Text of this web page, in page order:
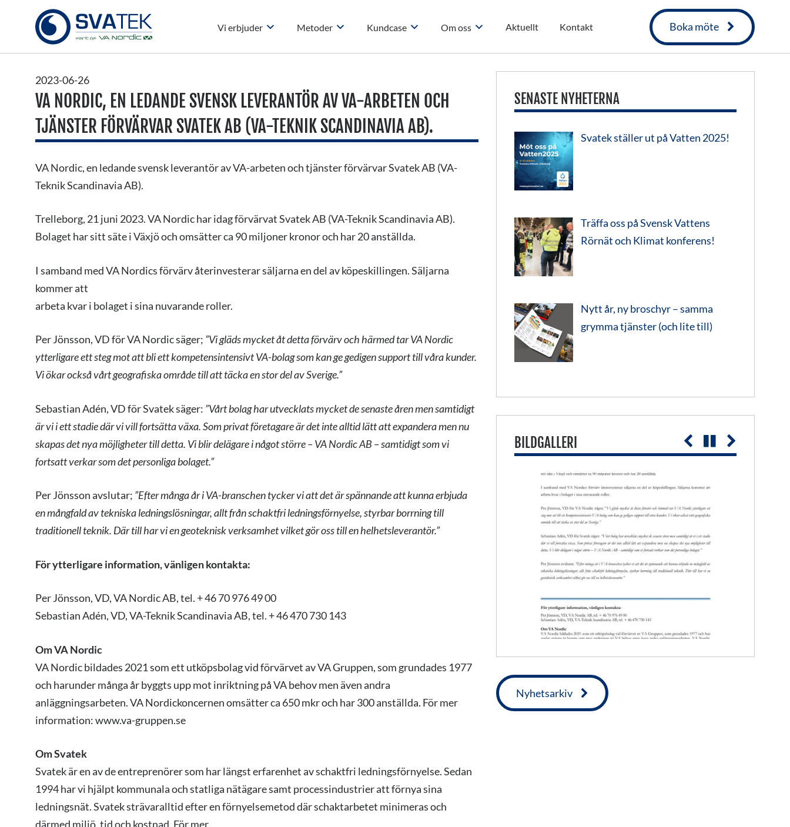
Vi erbjuder Metoder Kundcase Om oss Aktuellt Kontakt Boka möte
2023-06-26
VA NORDIC, EN LEDANDE SVENSK LEVERANTÖR AV VA-ARBETEN OCH
TJÄNSTER FÖRVÄRVAR SVATEK AB (VA-TEKNIK SCANDINAVIA AB).
VA Nordic, en ledande svensk leverantör av VA-arbeten och tjänster förvärvar Svatek AB (VA-
Teknik Scandinavia AB).
Trelleborg, 21 juni 2023. VA Nordic har idag förvärvat Svatek AB (VA-Teknik Scandinavia AB).
Bolaget har sitt säte i Växjö och omsätter ca 90 miljoner kronor och har 20 anställda.
I samband med VA Nordics förvärv återinvesterar säljarna en del av köpeskillingen. Säljarna
kommer att
arbeta kvar i bolaget i sina nuvarande roller.
Per Jönsson, VD för VA Nordic säger; ”Vi gläds mycket åt detta förvärv och härmed tar VA Nordic
ytterligare ettsteg mot att bli ett kompetensintensivt VA-bolag som kan ge gedigen support till våra kunder.
Vi ökar också vårt geografiskaområde till att täcka en stor del av Sverige.”
Sebastian Adén, VD för Svatek säger: ”Vårt bolag har utvecklats mycket de senaste åren men samtidigt
är vi i ett stadiedär vi vill fortsätta växa. Som privat företagare är det inte alltid lätt att expandera men nu
skapas det nya möjligheter tilldetta. Vi blir delägare i något större – VA Nordic AB – samtidigt som vi
fortsatt verkar som det personliga bolaget.”
Per Jönsson avslutar; ”Efter många år i VA-branschen tycker vi att det är spännande att kunna erbjuda
en mångfald avtekniska ledningslösningar, allt från schaktfri ledningsförnyelse, styrbar borrning till
traditionell teknik. Där till har vi engeoteknisk verksamhet vilket gör oss till en helhetsleverantör.”
För ytterligare information, vänligen kontakta:
Per Jönsson, VD, VA Nordic AB, tel. + 46 70 976 49 00
Sebastian Adén, VD, VA-Teknik Scandinavia AB, tel. + 46 470 730 143
Om VA Nordic
VA Nordic bildades 2021 som ett utköpsbolag vid förvärvet av VA Gruppen, som grundades 1977
och harunder många år byggts upp mot inriktning på VA behov men även andra
anläggningsarbeten. VA Nordickoncernen omsätter ca 650 mkr och har 300 anställda. För mer
information: www.va-gruppen.se
Om Svatek
Svatek är en av de entreprenörer som har längst erfarenhet av schaktfri ledningsförnyelse. Sedan
1994 har vi hjälpt kommunala och statliga nätägare samt processindustrier att förnya sina
ledningsnät. Svatek strävaralltid efter en förnyelsemetod där schaktarbetet minimeras och
därmed miljö, tid och kostnad. För mer
SENASTE NYHETERNA
Svatek ställer ut på Vatten 2025!
Träffa oss på Svensk Vattens
Rörnät och Klimat konferens!
Nytt år, ny broschyr – samma
grymma tjänster (och lite till)
BILDGALLERI
Nyhetsarkiv